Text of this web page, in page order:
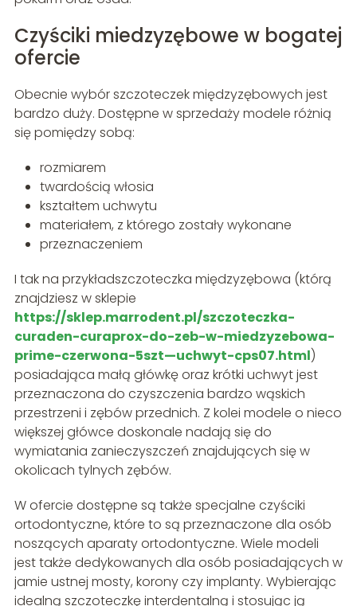
Czyściki miedzyzębowe w bogatej
ofercie
Obecnie wybór szczoteczek międzyzębowych jest
bardzo duży. Dostępne w sprzedaży modele różnią
się pomiędzy sobą:
rozmiarem
twardością włosia
kształtem uchwytu
materiałem, z którego zostały wykonane
przeznaczeniem
I tak na przykładszczoteczka międzyzębowa (którą
znajdziesz w sklepie
https://sklep.marrodent.pl/szczoteczka-
curaden-curaprox-do-zeb-w-miedzyzebowa-
prime-czerwona-5szt—uchwyt-cps07.html)
posiadająca małą główkę oraz krótki uchwyt jest
przeznaczona do czyszczenia bardzo wąskich
przestrzeni i zębów przednich. Z kolei modele o nieco
większej główce doskonale nadają się do
wymiatania zanieczyszczeń znajdujących się w
okolicach tylnych zębów.
W ofercie dostępne są także specjalne czyściki
ortodontyczne, które to są przeznaczone dla osób
noszących aparaty ortodontyczne. Wiele modeli
jest także dedykowanych dla osób posiadających w
jamie ustnej mosty, korony czy implanty. Wybierając
idealną szczoteczkę interdentalną i stosując ją